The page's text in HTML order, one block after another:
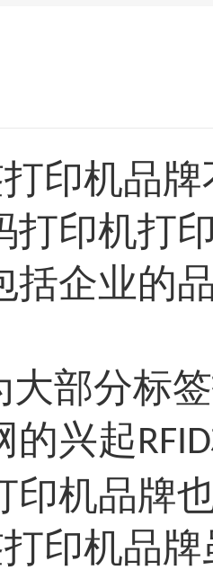
印机品
打印机打
括企业的
大部分标
的兴起RFID
印机品牌
印机品